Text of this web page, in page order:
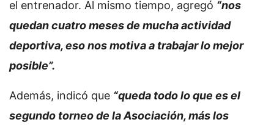
el entrenador. Al mismo tiempo, agregó “nos
quedan cuatro meses de mucha actividad
deportiva, eso nos motiva a trabajar lo mejor
posible”.
Además, indicó que “queda todo lo que es el
segundo torneo de la Asociación, más los